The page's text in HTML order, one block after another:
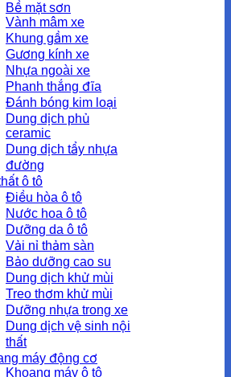
Bề mặt sơn
Vành mâm xe
Khung gầm xe
Gương kính xe
Nhựa ngoài xe
Phanh thắng đĩa
Đánh bóng kim loại
Dung dịch phủ
ceramic
Dung dịch tẩy nhựa
đường
ô tô
Điều hòa ô tô
Nước hoa ô tô
Dưỡng da ô tô
Vải nỉ thảm sàn
Bảo dưỡng cao su
Dung dịch khử mùi
Treo thơm khử mùi
Dưỡng nhựa trong xe
Dung dịch vệ sinh nội
thất
máy động cơ
Khoang máy ô tô